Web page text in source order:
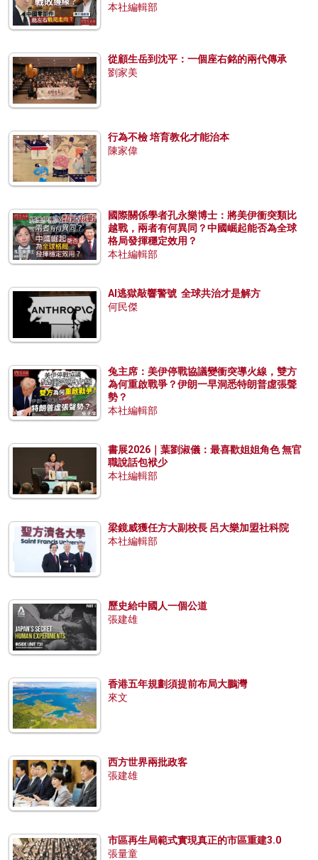
本社編輯部
從顧生岳到沈平：一個座右銘的兩代傳承
劉家美
行為不檢 培育教化才能治本
陳家偉
國際關係學者孔永樂博士：將美伊衝突類比
越戰，兩者有何異同？中國崛起能否為全球
格局發揮穩定效用？
本社編輯部
AI逃獄敲響警號 全球共治才是解方
何民傑
兔主席：美伊停戰協議變衝突導火線，雙方
為何重啟戰爭？伊朗一早洞悉特朗普虛張聲
勢？
本社編輯部
書展2026｜葉劉淑儀：最喜歡姐姐角色 無官
職說話包袱少
本社編輯部
梁鏡威獲任方大副校長 呂大樂加盟社科院
本社編輯部
歷史給中國人一個公道
張建雄
香港五年規劃須提前布局大鵬灣
來文
西方世界兩批政客
張建雄
市區再生局範式實現真正的市區重建3.0
張量童